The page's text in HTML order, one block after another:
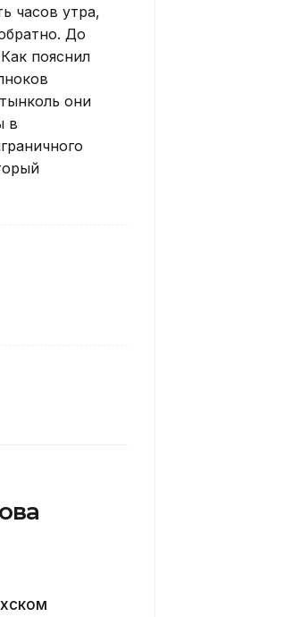
часов утра,
До
пояснил
они
в